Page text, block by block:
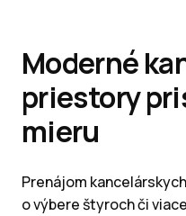
Moderné
priestory
mieru
Prenájom
o výbere štyroch či